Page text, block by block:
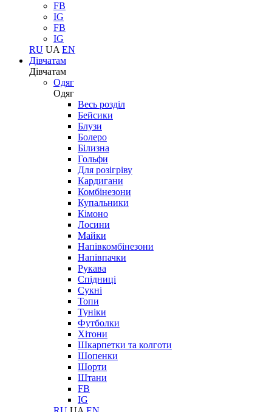
FB
IG
FB
IG
RU UA EN
Дівчатам
Дівчатам
Одяг
Одяг
Весь розділ
Бейсики
Блузи
Болеро
Білизна
Гольфи
Для розігріву
Кардигани
Комбінезони
Купальники
Кімоно
Лосини
Майки
Напівкомбінезони
Напівпачки
Рукава
Спідниці
Сукні
Топи
Туніки
Футболки
Хітони
Шкарпетки та колготи
Шопенки
Шорти
Штани
FB
IG